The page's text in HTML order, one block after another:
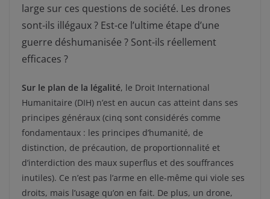
large sur ces questions de société. Les drones
sont-ils illégaux ? Est-ce l’ultime étape d’une
guerre déshumanisée ? Sont-ils réellement
efficaces ?
Sur le plan de la légalité, le Droit International
Humanitaire (DIH) n’est en aucun cas atteint dans ses
principes généraux (cinq sont considérés comme
fondamentaux : les principes d’humanité, de
distinction, de précaution, de proportionnalité et
d’interdiction des maux superflus et des souffrances
inutiles). Ce n’est pas l’arme en elle-même qui viole ses
droits, mais l’usage qu’on en fait. De plus, un drone,